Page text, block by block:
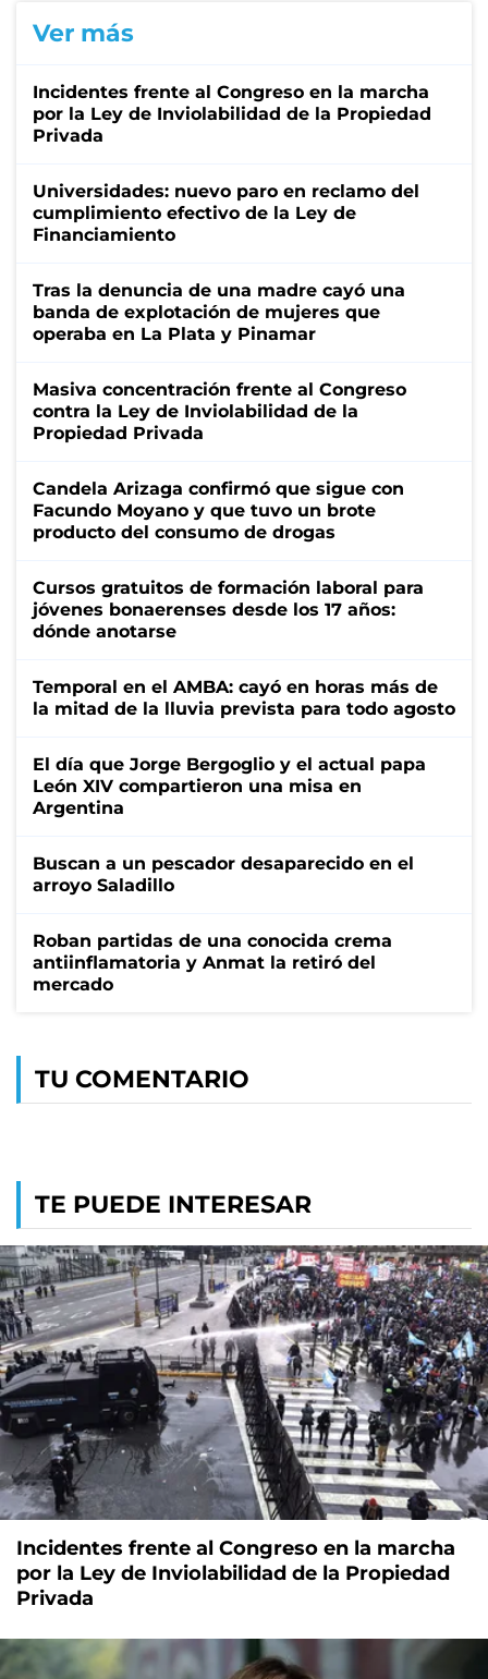
Ver más
Incidentes frente al Congreso en la marcha
por la Ley de Inviolabilidad de la Propiedad
Privada
Universidades: nuevo paro en reclamo del
cumplimiento efectivo de la Ley de
Financiamiento
Tras la denuncia de una madre cayó una
banda de explotación de mujeres que
operaba en La Plata y Pinamar
Masiva concentración frente al Congreso
contra la Ley de Inviolabilidad de la
Propiedad Privada
Candela Arizaga confirmó que sigue con
Facundo Moyano y que tuvo un brote
producto del consumo de drogas
Cursos gratuitos de formación laboral para
jóvenes bonaerenses desde los 17 años:
dónde anotarse
Temporal en el AMBA: cayó en horas más de
la mitad de la lluvia prevista para todo agosto
El día que Jorge Bergoglio y el actual papa
León XIV compartieron una misa en
Argentina
Buscan a un pescador desaparecido en el
arroyo Saladillo
Roban partidas de una conocida crema
antiinflamatoria y Anmat la retiró del
mercado
TU COMENTARIO
TE PUEDE INTERESAR
Incidentes frente al Congreso en la marcha
por la Ley de Inviolabilidad de la Propiedad
Privada